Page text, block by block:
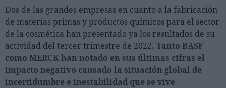
Proveedores
Estética
Perfumería
Salud
Moda
Dos de las grandes empresas en cuanto a la fabricación
de materias primas y productos químicos para el sector
de la cosmética han presentado ya los resultados de su
actividad del tercer trimestre de 2022. Tanto BASF
como MERCK han notado en sus últimas cifras el
impacto negativo causado la situación global de
incertidumbre e inestabilidad que se vive